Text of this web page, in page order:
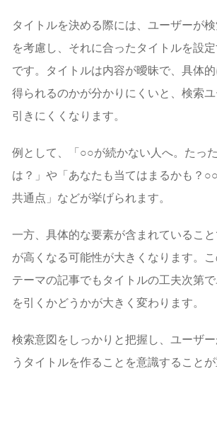
タイトルを決める際には、ユーザーが
を考慮し、それに合ったタイトルを設
です。タイトルは内容が曖昧で、具体
得られるのかが分かりにくいと、検索
引きにくくなります。
例として、「○○が続かない人へ。たっ
は？」や「あなたも当てはまるかも？
共通点」などが挙げられます。
一方、具体的な要素が含まれているこ
が高くなる可能性が大きくなります。
テーマの記事でもタイトルの工夫次第
を引くかどうかが大きく変わります。
検索意図をしっかりと把握し、ユーザ
うタイトルを作ることを意識することが